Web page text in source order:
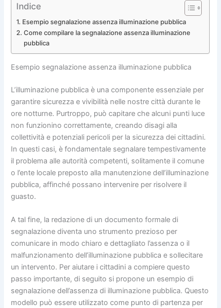
Indice
Esempio segnalazione assenza illuminazione pubblica
Come compilare la segnalazione assenza illuminazione
pubblica
Esempio segnalazione assenza illuminazione pubblica
L’illuminazione pubblica è una componente essenziale per
garantire sicurezza e vivibilità nelle nostre città durante le
ore notturne. Purtroppo, può capitare che alcuni punti luce
non funzionino correttamente, creando disagi alla
collettività e potenziali pericoli per la sicurezza dei cittadini.
In questi casi, è fondamentale segnalare tempestivamente
il problema alle autorità competenti, solitamente il comune
o l’ente locale preposto alla manutenzione dell’illuminazione
pubblica, affinché possano intervenire per risolvere il
guasto.
A tal fine, la redazione di un documento formale di
segnalazione diventa uno strumento prezioso per
comunicare in modo chiaro e dettagliato l’assenza o il
malfunzionamento dell’illuminazione pubblica e sollecitare
un intervento. Per aiutare i cittadini a compiere questo
passo importante, di seguito si propone un esempio di
segnalazione dell’assenza di illuminazione pubblica. Questo
modello può essere utilizzato come punto di partenza per